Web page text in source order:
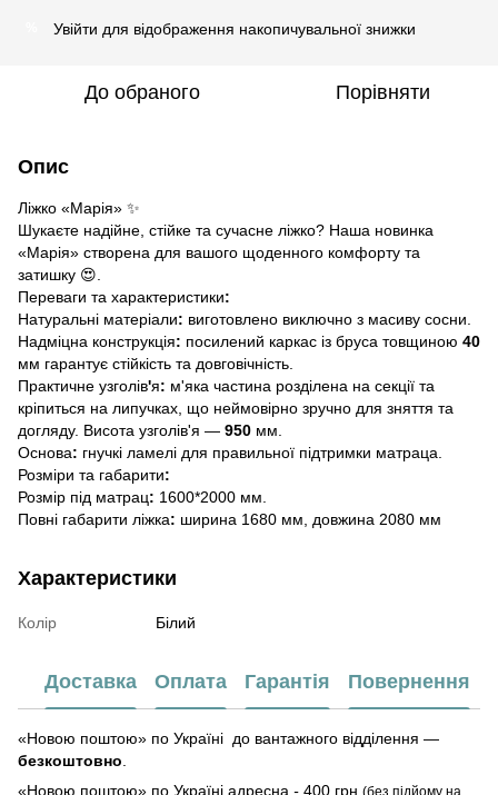
Увійти для відображення накопичувальної знижки
До обраного Порівняти
Опис
Ліжко «Марія» ✨
Шукаєте надійне, стійке та сучасне ліжко? Наша новинка
«Марія» створена для вашого щоденного комфорту та
затишку 😍.
Переваги та характеристики:
Натуральні матеріали: виготовлено виключно з масиву сосни.
Надміцна конструкція: посилений каркас із бруса товщиною 40
мм гарантує стійкість та довговічність.
Практичне узголів'я: м'яка частина розділена на секції та
кріпиться на липучках, що неймовірно зручно для зняття та
догляду. Висота узголів'я — 950 мм.
Основа: гнучкі ламелі для правильної підтримки матраца.
Розміри та габарити:
Розмір під матрац: 1600*2000 мм.
Повні габарити ліжка: ширина 1680 мм, довжина 2080 мм
Характеристики
Колір Білий
Доставка Оплата Гарантія Повернення
«Новою поштою» по Україні до вантажного відділення —
безкоштовно
«Новою поштою» по Україні адресна - 400 грн (без підйому на